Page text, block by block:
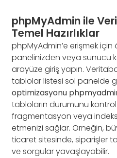
phpMyAdmin ile
Temel Hazırlıklar
phpMyAdmin’e erişmek
panelinizden veya sunucu
arayüze giriş yapın.
tablolar listesi sol panelde
optimizasyonu
tabloların durumunu kontrol
fragmentasyon veya indeks
etmenizi sağlar. Örneğin,
ticaret sitesinde, siparişler
ve sorgular yavaşlayabilir.